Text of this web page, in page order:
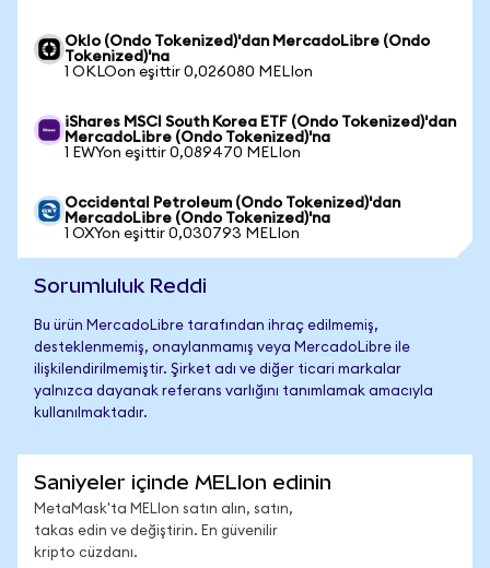
Oklo (Ondo Tokenized)'dan MercadoLibre (Ondo
Tokenized)'na
1 OKLOon eşittir 0,026080 MELIon
iShares MSCI South Korea ETF (Ondo Tokenized)'dan
MercadoLibre (Ondo Tokenized)'na
1 EWYon eşittir 0,089470 MELIon
Occidental Petroleum (Ondo Tokenized)'dan
MercadoLibre (Ondo Tokenized)'na
1 OXYon eşittir 0,030793 MELIon
Sorumluluk Reddi
Bu ürün MercadoLibre tarafından ihraç edilmemiş,
desteklenmemiş, onaylanmamış veya MercadoLibre ile
ilişkilendirilmemiştir. Şirket adı ve diğer ticari markalar
yalnızca dayanak referans varlığını tanımlamak amacıyla
kullanılmaktadır.
Saniyeler içinde MELIon edinin
MetaMask'ta MELIon satın alın, satın,
takas edin ve değiştirin. En güvenilir
kripto cüzdanı.